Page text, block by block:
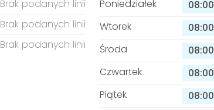
Brak podanych linii
Brak podanych linii
Brak podanych linii
Poniedziałek 08:00
Wtorek
08:00
Środa
08:00
Czwartek
08:00
Piątek
08:00